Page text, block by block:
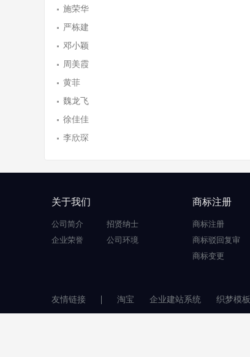
施荣华
严栋建
邓小颖
周美霞
黄菲
魏龙飞
徐佳佳
李欣琛
关于我们
公司简介
招贤纳士
企业荣誉
公司环境
商标注册
商标注册
商标驳回复审
商标变更
友情链接 淘宝 企业建站系统 织梦模板